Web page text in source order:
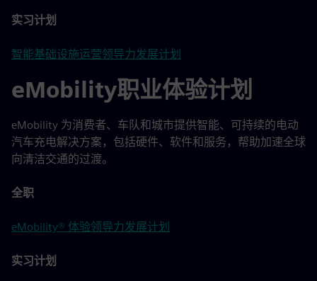
实习计划
智能基础设施运营领导力发展计划
eMobility职业体验计划
eMobility 为消费者、车队和城市提供智能、可持续的电动
汽车充电解决方案，包括硬件、软件和服务，帮助加速全球
向清洁交通的过渡。
全职
eMobility® 体验领导力发展计划
实习计划